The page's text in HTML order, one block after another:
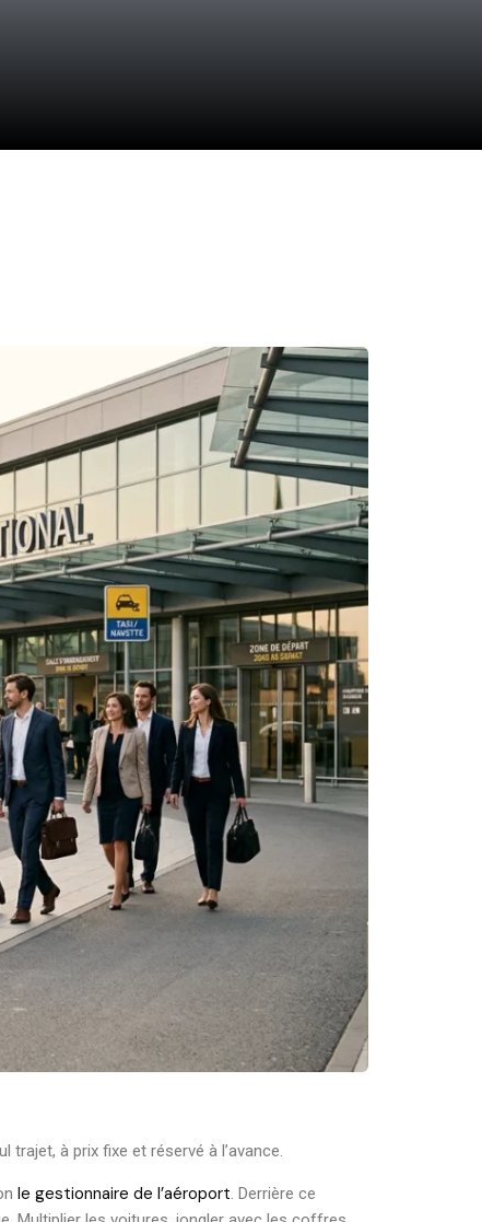
à prix fixe et réservé à l’avance.
le gestionnaire de l’aéroport. Derrière ce